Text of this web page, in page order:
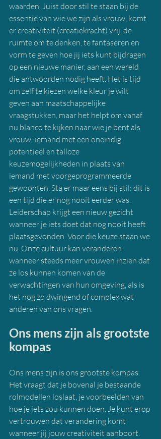
waarden. Juist door stil te staan bij de
essentie van wie we zijn als vrouw, komt
er creativiteit (creatiekracht) vrij, de
ruimte om te denken, te fantaseren en
vorm te geven hoe jij iets kunt bijdragen
op een nieuwe manier, aan een wereld
die antwoorden nodig heeft. Het is tijd
om zelf te kiezen welke kleur je wilt
geven aan maatschappelijke
vraagstukken, maar het helpt om vanaf
nu blanco te kijken naar wie je bent als
vrouw: iemand met een oneindig
potentieel en talloze
keuzemogelijkheden in plaats van
iemand met voorgeprogrammeerde
gewoonten. Sta er maar eens bij stil: dit is
een tijd die er nog nooit eerder was.
Leiderschap krijgt een nieuw gezicht
wanneer je iets doet dat nog nooit heeft
plaatsgevonden. Voor die keuze staan we
nu. Onze cultuur kan veranderen
wanneer steeds meer vrouwen inzien dat
ze los kunnen komen van de
verwachtingen van hun omgeving, als is
het nog zo dwingend of complex wat
anderen van ons vragen.
Ons mens zijn als grootste
kompas
Ons mens zijn is ons grootste kompas.
Het vraagt dat je bovenal je bestaande
rolmodellen loslaat, je voorbeelden van
hoe je iets zou kunnen doen. Je kunt erop
vertrouwen dat verandering komt
wanneer jij jouw creativiteit aanboort.